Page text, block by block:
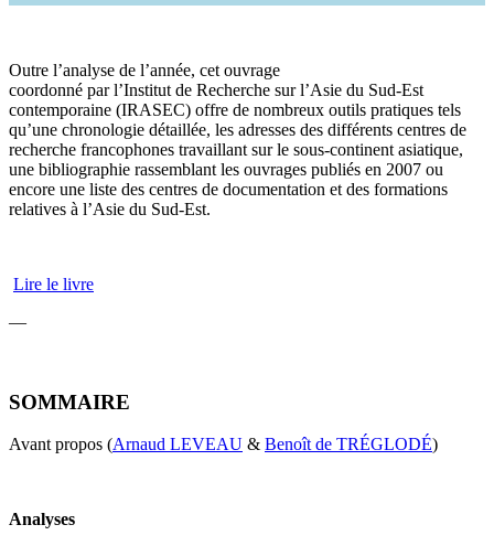
Outre l’analyse de l’année, cet ouvrage
coordonné par l’Institut de Recherche sur l’Asie du Sud-Est
contemporaine (IRASEC) offre de nombreux outils pratiques tels
qu’une chronologie détaillée, les adresses des différents centres de
recherche francophones travaillant sur le sous-continent asiatique,
une bibliographie rassemblant les ouvrages publiés en 2007 ou
encore une liste des centres de documentation et des formations
relatives à l’Asie du Sud-Est.
Lire le livre
—
SOMMAIRE
Avant propos (Arnaud LEVEAU & Benoît de TRÉGLODÉ)
Analyses